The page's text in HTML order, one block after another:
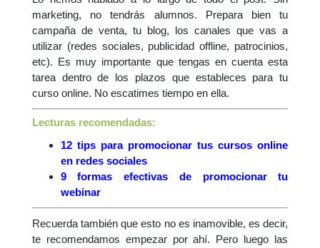
marketing, no tendrás alumnos. Prepara bien tu
campaña de venta, tu blog, los canales que vas a
utilizar (redes sociales, publicidad offline, patrocinios,
etc). Es muy importante que tengas en cuenta esta
tarea dentro de los plazos que estableces para tu
curso online. No escatimes tiempo en ella.
Lecturas recomendadas:
12 tips para promocionar tus cursos online
en redes sociales
9 formas efectivas de promocionar tu
webinar
Recuerda también que esto no es inamovible, es decir,
te recomendamos empezar por ahí. Pero luego las